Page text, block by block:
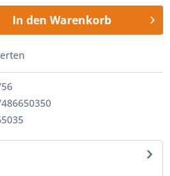
In den Warenkorb